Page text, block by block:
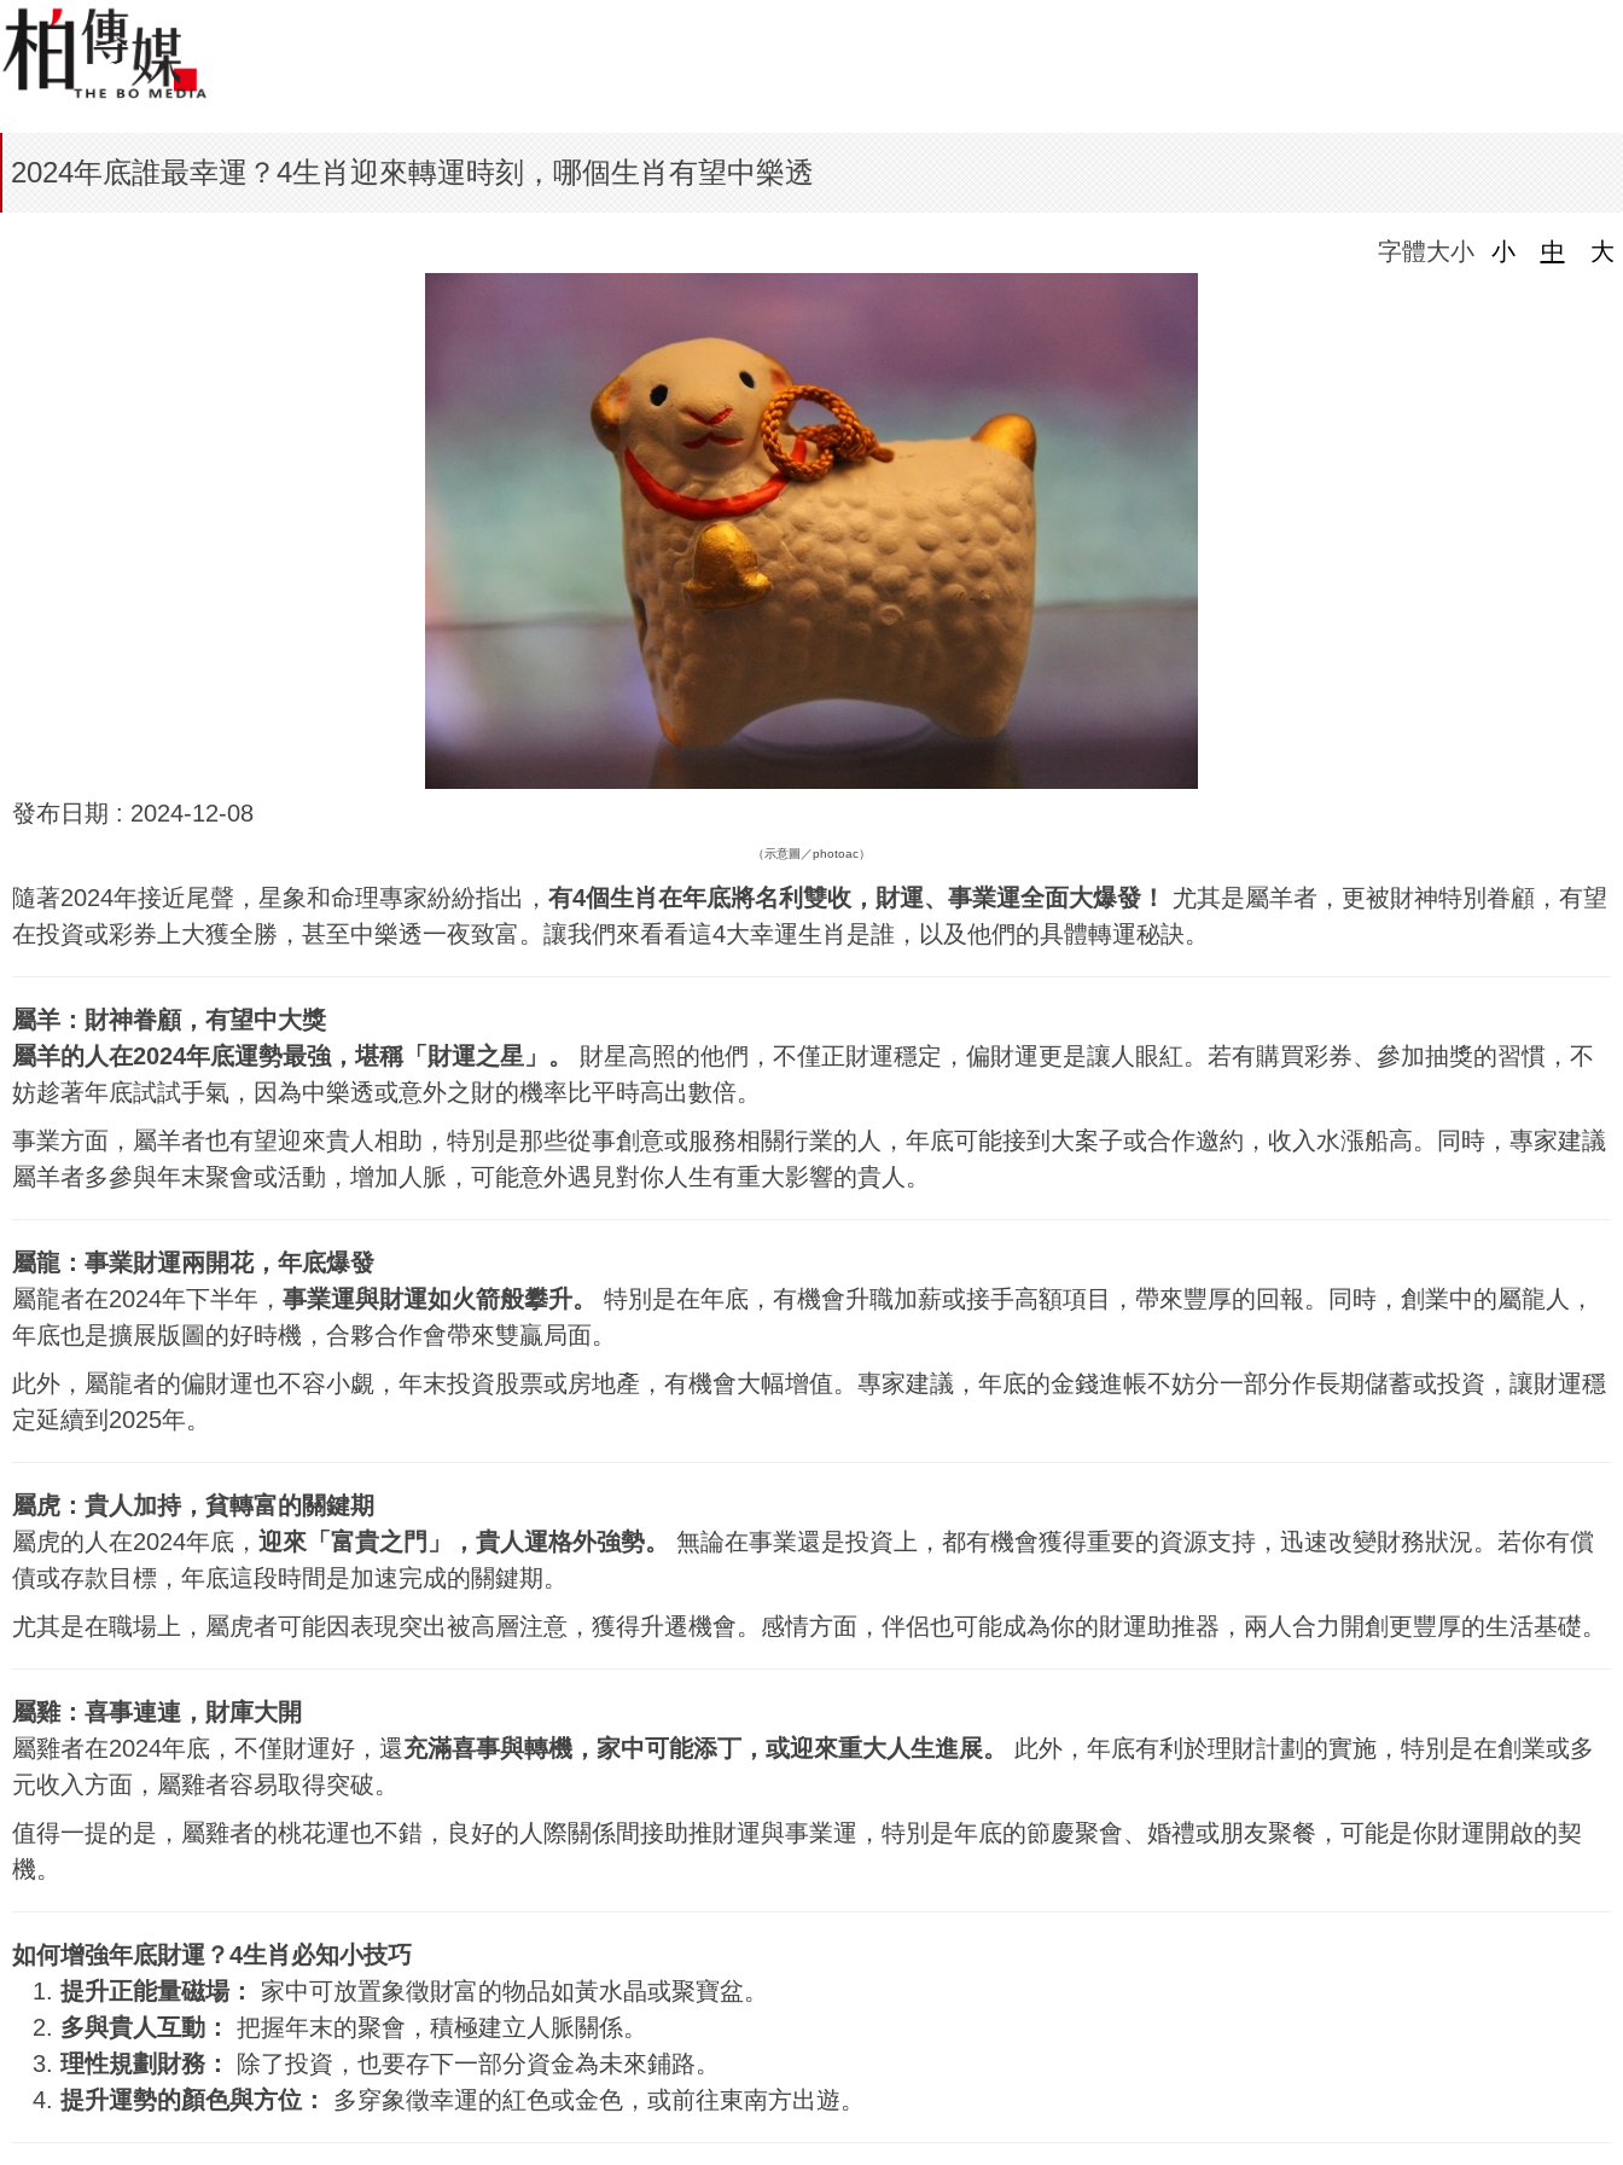
2024年底誰最幸運？4生肖迎來轉運時刻，哪個生肖有望中樂透
字體大小 小 中 大
發布日期 : 2024-12-08
（示意圖／photoac）
隨著2024年接近尾聲，星象和命理專家紛紛指出， 有4個生肖在年底將名利雙收，財運、事業運全面大爆發！
尤其是屬羊者，更被財神特別眷顧，有望
在投資或彩券上大獲全勝，甚至中樂透一夜致富。讓我們來看看這4大幸運生肖是誰，以及他們的具體轉運秘訣。
屬羊：財神眷顧，有望中大獎
屬羊的人在2024年底運勢最強，堪稱「財運之星」。
財星高照的他們，不僅正財運穩定，偏財運更是讓人眼紅。若有購買彩券、參加抽獎的習慣，不
妨趁著年底試試手氣，因為中樂透或意外之財的機率比平時高出數倍。
事業方面，屬羊者也有望迎來貴人相助，特別是那些從事創意或服務相關行業的人，年底可能接到大案子或合作邀約，收入水漲船高。同時，專家建議
屬羊者多參與年末聚會或活動，增加人脈，可能意外遇見對你人生有重大影響的貴人。
屬龍：事業財運兩開花，年底爆發
屬龍者在2024年下半年， 事業運與財運如火箭般攀升。
特別是在年底，有機會升職加薪或接手高額項目，帶來豐厚的回報。同時，創業中的屬龍人，
年底也是擴展版圖的好時機，合夥合作會帶來雙贏局面。
此外，屬龍者的偏財運也不容小覷，年末投資股票或房地產，有機會大幅增值。專家建議，年底的金錢進帳不妨分一部分作長期儲蓄或投資，讓財運穩
定延續到2025年。
屬虎：貴人加持，貧轉富的關鍵期
屬虎的人在2024年底， 迎來「富貴之門」，貴人運格外強勢。
無論在事業還是投資上，都有機會獲得重要的資源支持，迅速改變財務狀況。若你有償
債或存款目標，年底這段時間是加速完成的關鍵期。
尤其是在職場上，屬虎者可能因表現突出被高層注意，獲得升遷機會。感情方面，伴侶也可能成為你的財運助推器，兩人合力開創更豐厚的生活基礎。
屬雞：喜事連連，財庫大開
屬雞者在2024年底，不僅財運好，還充滿喜事與轉機，家中可能添丁，或迎來重大人生進展。
此外，年底有利於理財計劃的實施，特別是在創業或多
元收入方面，屬雞者容易取得突破。
值得一提的是，屬雞者的桃花運也不錯，良好的人際關係間接助推財運與事業運，特別是年底的節慶聚會、婚禮或朋友聚餐，可能是你財運開啟的契
機。
如何增強年底財運？4生肖必知小技巧
提升正能量磁場：
家中可放置象徵財富的物品如黃水晶或聚寶盆。
多與貴人互動：
把握年末的聚會，積極建立人脈關係。
理性規劃財務：
除了投資，也要存下一部分資金為未來鋪路。
提升運勢的顏色與方位：
多穿象徵幸運的紅色或金色，或前往東南方出遊。